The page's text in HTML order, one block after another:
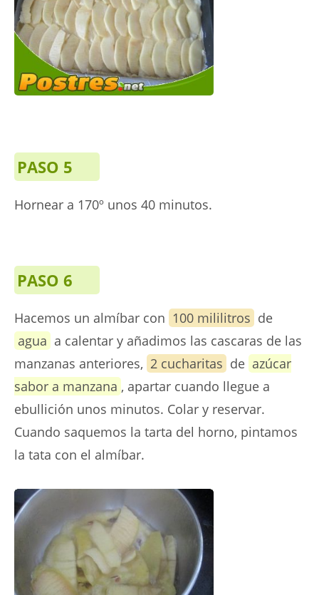
PASO 5
Hornear a 170º unos 40 minutos.
PASO 6
Hacemos un almíbar con 100 mililitros de
agua a calentar y añadimos las cascaras de las
manzanas anteriores, 2 cucharitas de azúcar
sabor a manzana , apartar cuando llegue a
ebullición unos minutos. Colar y reservar.
Cuando saquemos la tarta del horno, pintamos
la tata con el almíbar.